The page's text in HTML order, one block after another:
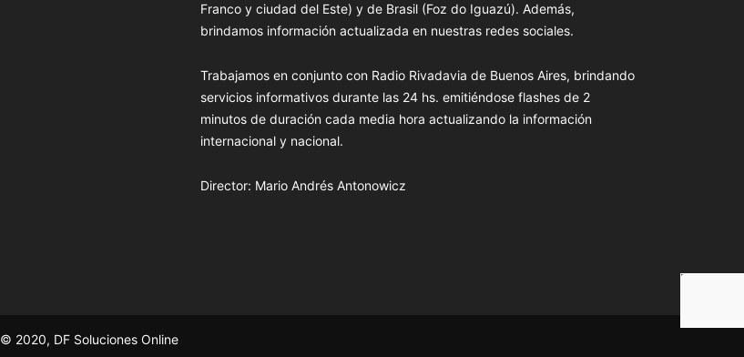
Franco y ciudad del Este) y de Brasil (Foz do Iguazú). Además,
brindamos información actualizada en nuestras redes sociales.
Trabajamos en conjunto con Radio Rivadavia de Buenos Aires, brindando
servicios informativos durante las 24 hs. emitiéndose flashes de 2
minutos de duración cada media hora actualizando la información
internacional y nacional.
Director: Mario Andrés Antonowicz
© 2020, DF Soluciones Online